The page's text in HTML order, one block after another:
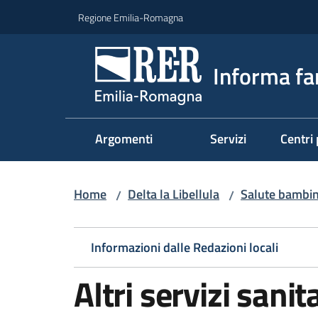
Regione Emilia-Romagna
Informa
Argomenti Servizi Centri
Home / Delta la Libellula / Salute
Informazioni dalle Redazioni locali
Altri servizi